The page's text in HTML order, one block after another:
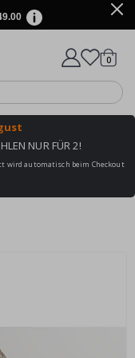
Wagen
0
NUR FÜR 2!
wird automatisch beim Checkout